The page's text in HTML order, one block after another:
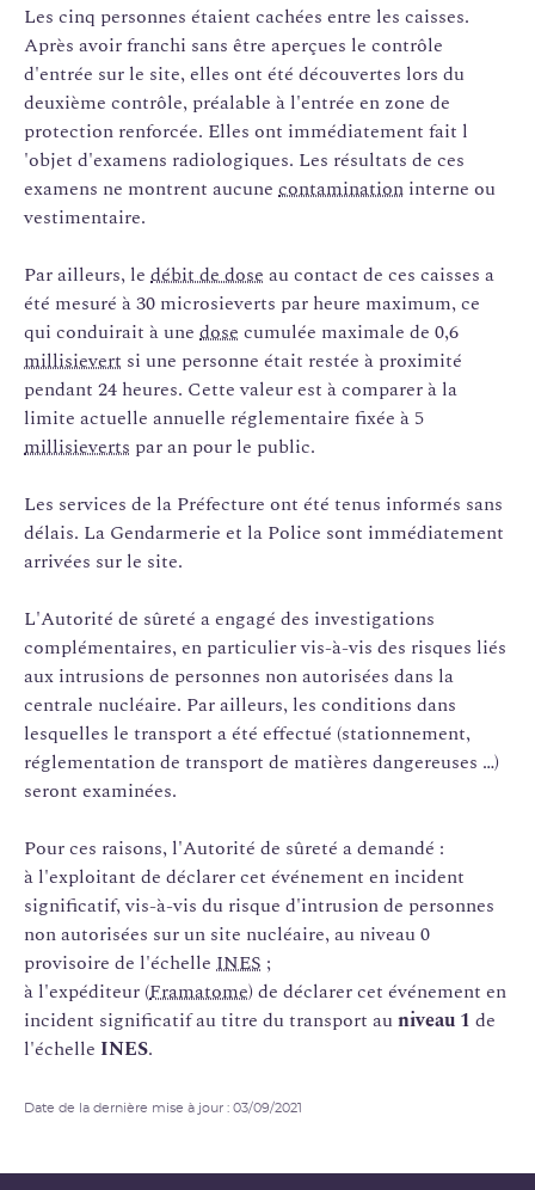
Les cinq personnes étaient cachées entre les caisses.
Après avoir franchi sans être aperçues le contrôle
d'entrée sur le site, elles ont été découvertes lors du
deuxième contrôle, préalable à l'entrée en zone de
protection renforcée. Elles ont immédiatement fait l
'objet d'examens radiologiques. Les résultats de ces
examens ne montrent aucune contamination interne ou
vestimentaire.
Par ailleurs, le débit de dose au contact de ces caisses a
été mesuré à 30 microsieverts par heure maximum, ce
qui conduirait à une dose cumulée maximale de 0,6
millisievert si une personne était restée à proximité
pendant 24 heures. Cette valeur est à comparer à la
limite actuelle annuelle réglementaire fixée à 5
millisieverts par an pour le public.
Les services de la Préfecture ont été tenus informés sans
délais. La Gendarmerie et la Police sont immédiatement
arrivées sur le site.
L'Autorité de sûreté a engagé des investigations
complémentaires, en particulier vis-à-vis des risques liés
aux intrusions de personnes non autorisées dans la
centrale nucléaire. Par ailleurs, les conditions dans
lesquelles le transport a été effectué (stationnement,
réglementation de transport de matières dangereuses …)
seront examinées.
Pour ces raisons, l'Autorité de sûreté a demandé :
à l'exploitant de déclarer cet événement en incident
significatif, vis-à-vis du risque d'intrusion de personnes
non autorisées sur un site nucléaire, au niveau 0
provisoire de l'échelle INES ;
à l'expéditeur (Framatome) de déclarer cet événement en
incident significatif au titre du transport auniveau 1 de
l'échelle INES.
Date de la dernière mise à jour : 03/09/2021